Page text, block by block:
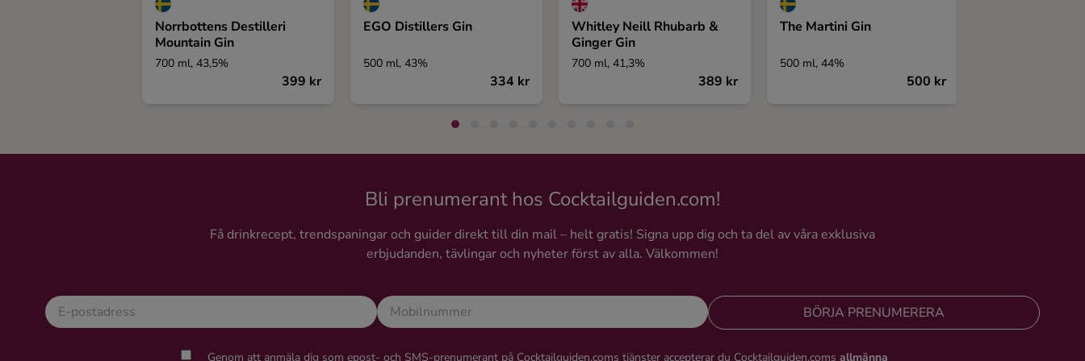
Norrbottens Destilleri
Mountain Gin
700 ml, 43,5%
399 kr
EGO Distillers Gin
500 ml, 43%
334 kr
Whitley Neill Rhubarb &
Ginger Gin
700 ml, 41,3%
389 kr
The Martini Gin
500 ml, 44%
500 kr
Bli prenumerant hos Cocktailguiden.com!
Få drinkrecept, trendspaningar och guider direkt till din mail – helt gratis! Signa upp dig och ta del av våra exklusiva
erbjudanden, tävlingar och nyheter först av alla. Välkommen!
BÖRJA PRENUMERERA
Genom att anmäla dig som epost- och SMS-prenumerant på Cocktailguiden.coms tjänster accepterar du Cocktailguiden.coms allmänna